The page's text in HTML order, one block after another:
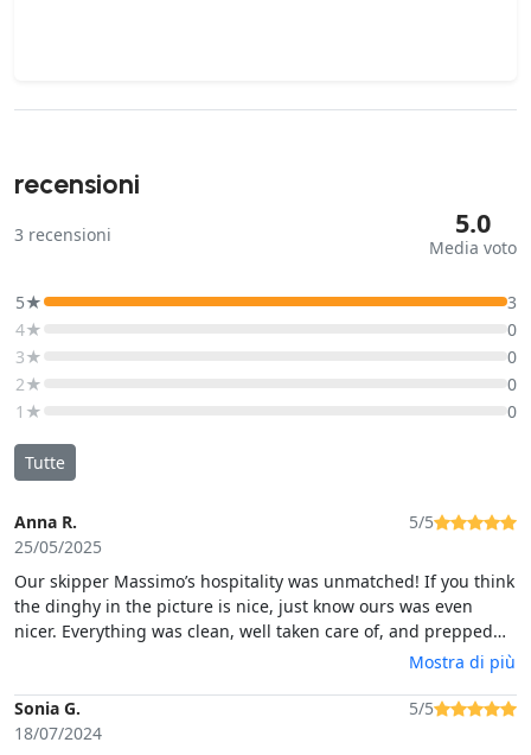
recensioni
3 recensioni 5.0
Media voto
5★
3
4★
0
3★
0
2★
0
1★
0
Tutte
Anna R.
25/05/2025
5/5
Our skipper Massimo’s hospitality was unmatched! If you think
the dinghy in the picture is nice, just know ours was even
nicer. Everything was clean, well taken care of, and prepped
for our arrival. The team even offered us snacks at our third
stop! Massimo is extremely knowledgeable in the area, fluent
in English, and overall a great tour host. I’ve already
recommended this tour to my friends!
Mostra di più
Sonia G.
18/07/2024
5/5